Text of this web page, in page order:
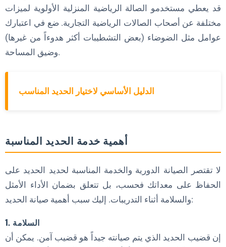
قد يعطي مستخدمو الصالة الرياضية المنزلية الأولوية لميزات
مختلفة عن أصحاب الصالات الرياضية التجارية. ضع في اعتبارك
عوامل مثل الضوضاء (بعض التشطيبات أكثر هدوءاً من غيرها)
وضيق المساحة.
الدليل الأساسي لاختيار الحديد المناسب
أهمية خدمة الحديد المناسبة
لا تقتصر الصيانة الدورية والخدمة المناسبة لحديد الحديد على
الحفاظ على معداتك فحسب، بل تتعلق بضمان الأداء الأمثل
والسلامة أثناء التدريبات. إليك سبب أهمية صيانة الحديد:
1. السلامة
إن قضيب الحديد الذي يتم صيانته جيداً هو قضيب آمن. يمكن أن